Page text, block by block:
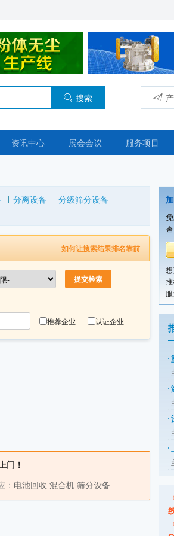
搜索
资讯中心 展会会议 服务项目
分离设备
分级筛分设备
如何让搜索结果排名靠前
推荐企业 认证企业
门！
： 电池回收 混合机 筛分设备